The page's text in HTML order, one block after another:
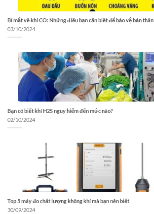
Bí mật về khí CO: Những điều bạn cần biết để bảo vệ bản thân
03/10/2024
Bạn có biết khí H2S nguy hiểm đến mức nào?
02/10/2024
Top 5 máy đo chất lượng không khí mà bạn nên biết
30/09/2024